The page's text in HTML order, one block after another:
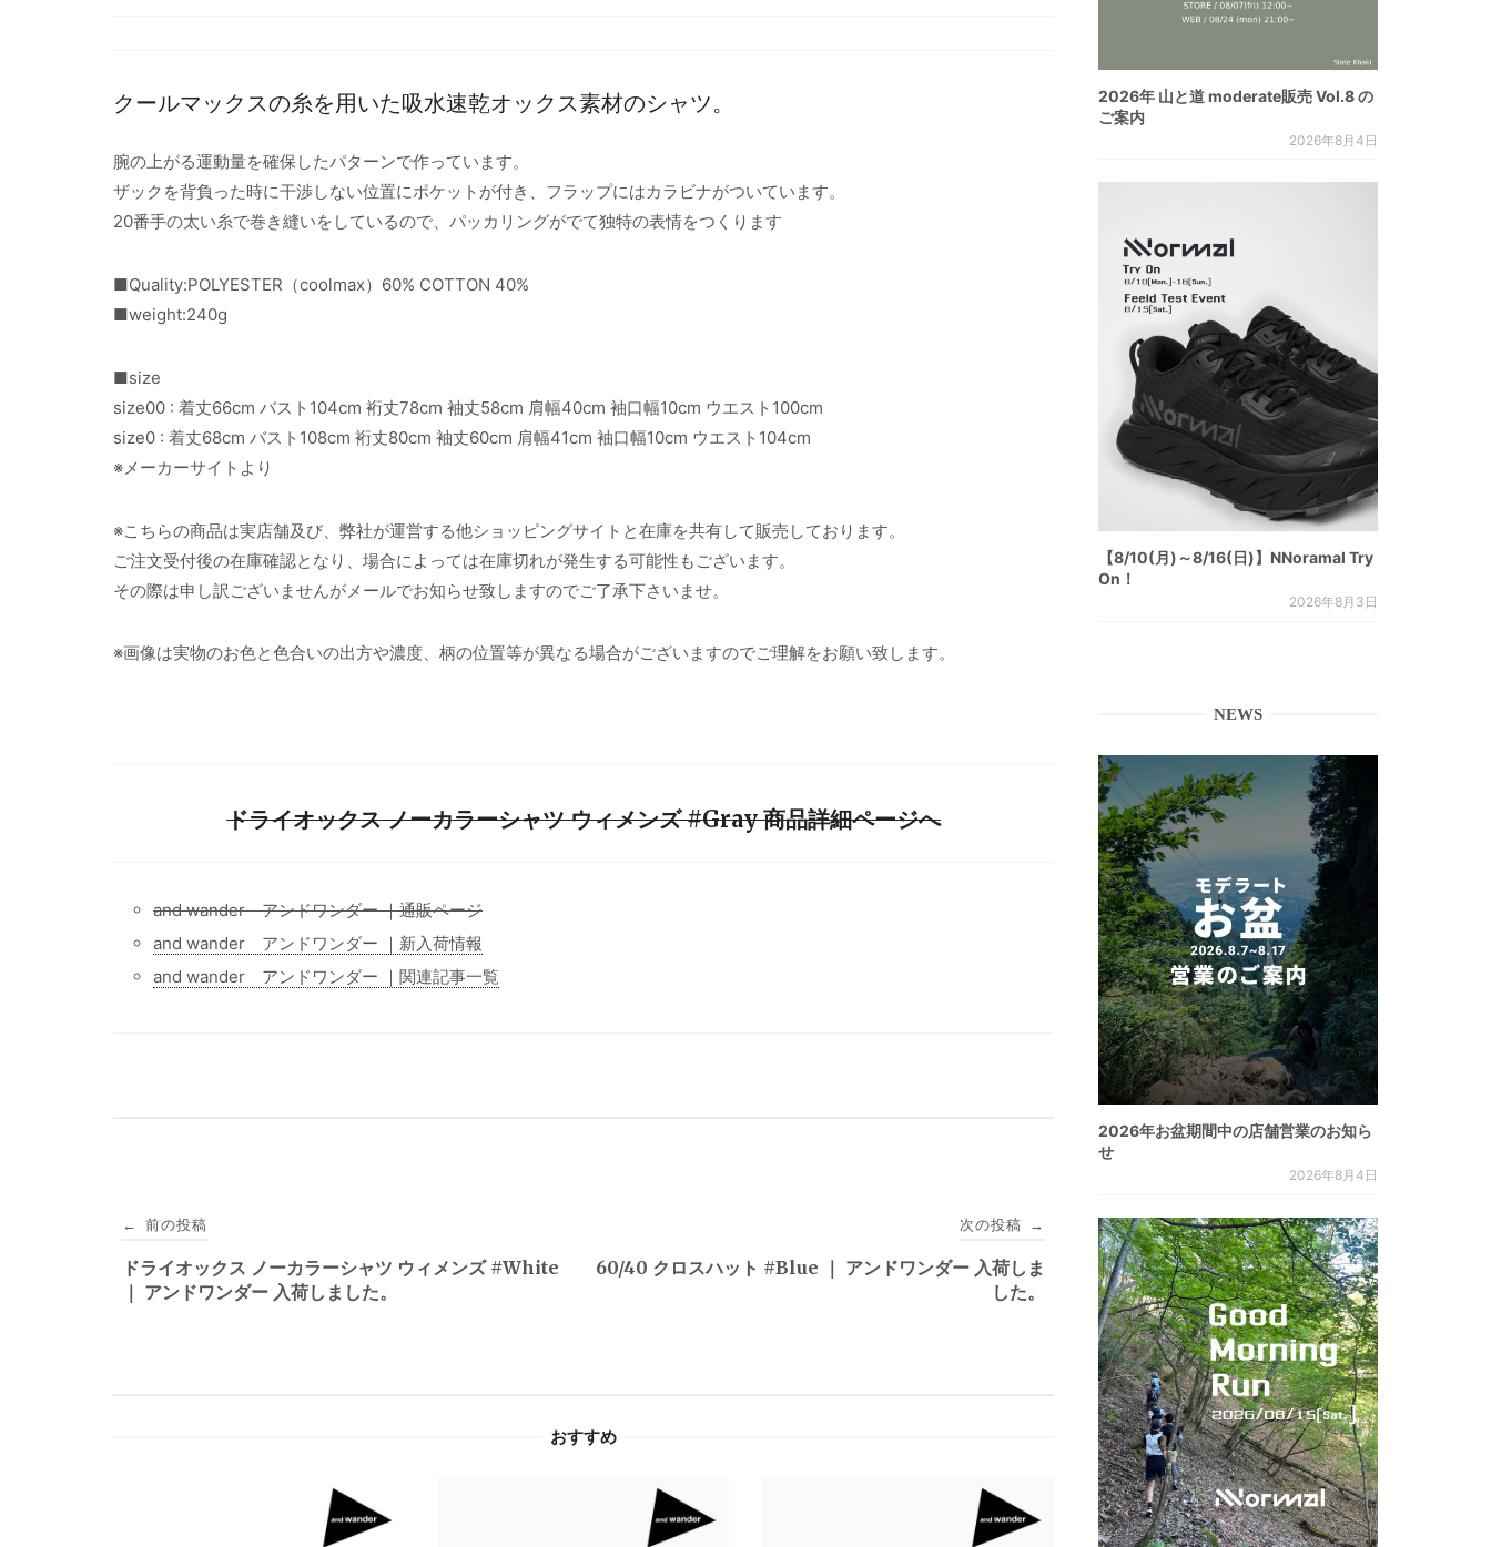
クールマックスの糸を用いた吸水速乾オックス素材のシャツ。
腕の上がる運動量を確保したパターンで作っています。
ザックを背負った時に干渉しない位置にポケットが付き、フラップにはカラビナがついています。
20番手の太い糸で巻き縫いをしているので、パッカリングがでて独特の表情をつくります
■Quality:POLYESTER（coolmax）60% COTTON 40%
■weight:240g
■size
size00 : 着丈66cm バスト104cm 裄丈78cm 袖丈58cm 肩幅40cm 袖口幅10cm ウエスト100cm
size0 : 着丈68cm バスト108cm 裄丈80cm 袖丈60cm 肩幅41cm 袖口幅10cm ウエスト104cm
※メーカーサイトより
※こちらの商品は実店舗及び、弊社が運営する他ショッピングサイトと在庫を共有して販売しております。
ご注文受付後の在庫確認となり、場合によっては在庫切れが発生する可能性もございます。
その際は申し訳ございませんがメールでお知らせ致しますのでご了承下さいませ。
※画像は実物のお色と色合いの出方や濃度、柄の位置等が異なる場合がございますのでご理解をお願い致します。
ドライオックス ノーカラーシャツ ウィメンズ #Gray 商品詳細ページへ
and wander アンドワンダー ｜通販ページ
and wander アンドワンダー ｜新入荷情報
and wander アンドワンダー ｜関連記事一覧
稿
ナ
← 前の投稿
ドライオックス ノーカラーシャツ ウィメンズ #White
｜ アンドワンダー 入荷しました。
次の投稿 →
60/40 クロスハット #Blue ｜ アンドワンダー 入荷しま
した。
おすすめ
2026年 山と道 moderate販売 Vol.8 の
ご案内
2026年8月4日
【8/10(月)～8/16(日)】NNoramal Try
On！
2026年8月3日
NEWS
2026年お盆期間中の店舗営業のお知ら
せ
2026年8月4日